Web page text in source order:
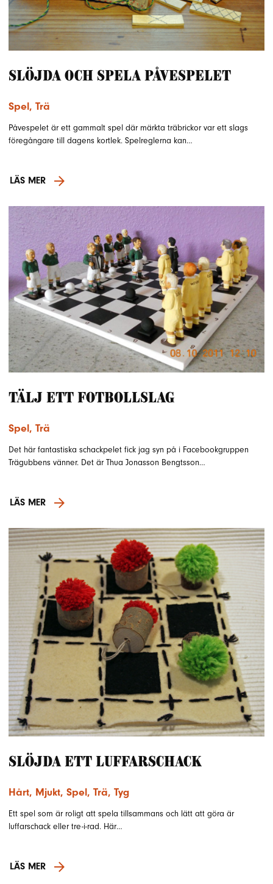
Slöjda och spela påvespelet
Spel, Trä
Påvespelet är ett gammalt spel där märkta träbrickor var ett slags
föregångare till dagens kortlek. Spelreglerna kan…
LÄS MER
Tälj ett fotbollslag
Spel, Trä
Det här fantastiska schackpelet fick jag syn på i Facebookgruppen
Trägubbens vänner. Det är Thua Jonasson Bengtsson…
LÄS MER
Slöjda ett luffarschack
Hårt, Mjukt, Spel, Trä, Tyg
Ett spel som är roligt att spela tillsammans och lätt att göra är
luffarschack eller tre-i-rad. Här…
LÄS MER